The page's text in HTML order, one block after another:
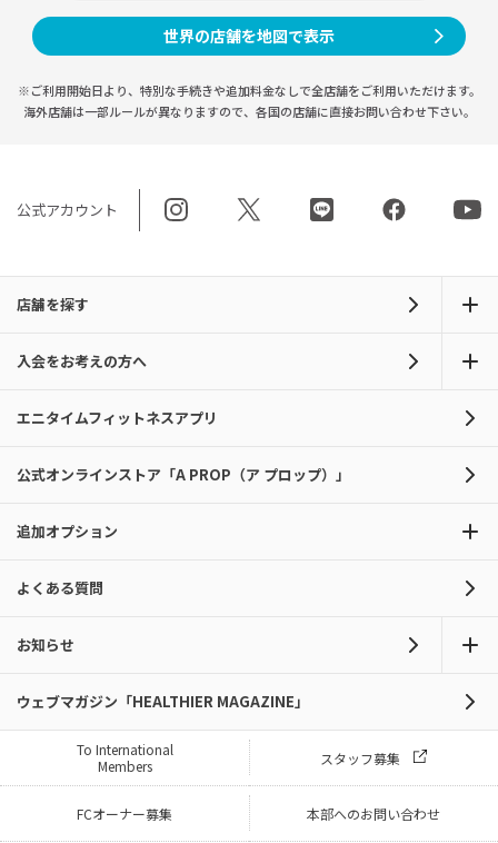
世界の店舗を地図で表示
※ご利用開始日より、特別な手続きや追加料金なしで全店舗をご利用いただけます。
海外店舗は一部ルールが異なりますので、 各国の店舗に直接お問い合わせ下さい。
公式アカウント
店舗を探す
入会をお考えの方へ
エニタイムフィットネスアプリ
公式オンラインストア「A PROP（ア プロップ）」
追加オプション
よくある質問
お知らせ
ウェブマガジン「HEALTHIER MAGAZINE」
To International
Members
スタッフ募集
FCオーナー募集 本部へのお問い合わせ